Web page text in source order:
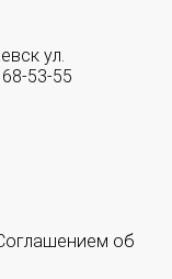
ул.
53-55
об